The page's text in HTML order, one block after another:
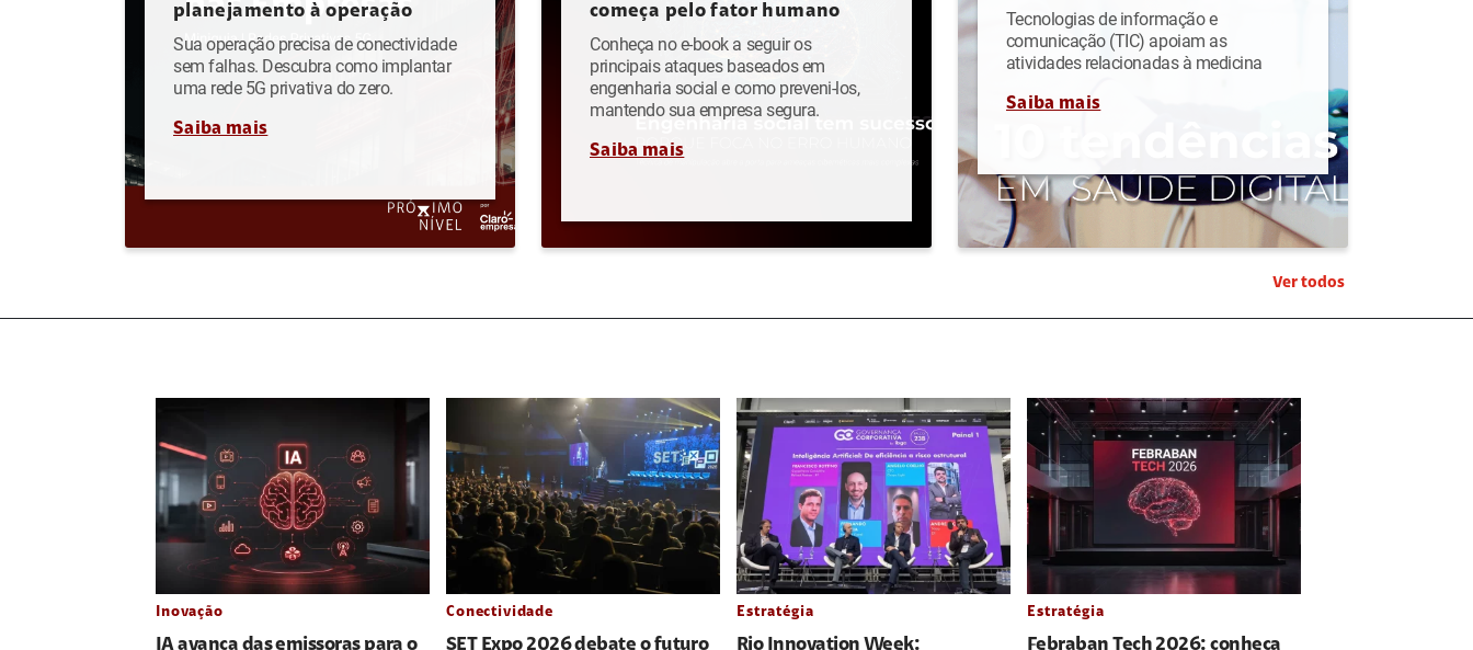
planejamento à operação
Sua operação precisa de conectividade
sem falhas. Descubra como implantar
uma rede 5G privativa do zero.
Saiba mais
começa pelo fator humano
Conheça no e-book a seguir os
principais ataques baseados em
engenharia social e como preveni-los,
mantendo sua empresa segura.
Saiba mais
Tecnologias de informação e
comunicação (TIC) apoiam as
atividades relacionadas à medicina
Saiba mais
Ver todos
Inovação
IA avança das emissoras para o
Conectividade
SET Expo 2026 debate o futuro
Estratégia
Rio Innovation Week:
Estratégia
Febraban Tech 2026: conheça